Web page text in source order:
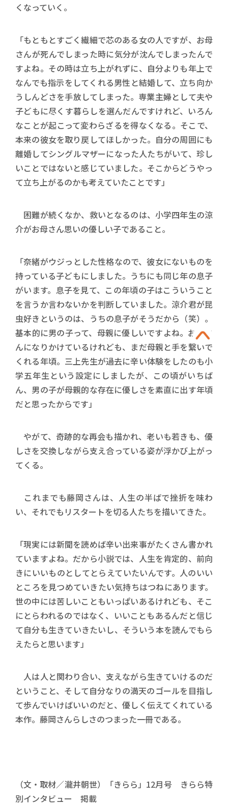
くなっていく。
「もともとすごく繊細で芯のある女の人ですが、お母
さんが死んでしまった時に気分が沈んでしまったんで
すよね。その時は立ち上がれずに、自分よりも年上で
なんでも指示をしてくれる男性と結婚して、立ち向か
うしんどさを手放してしまった。専業主婦として夫や
子どもに尽くす暮らしを選んだんですけれど、いろん
なことが起こって変わらざるを得なくなる。そこで、
本来の彼女を取り戻してほしかった。自分の周囲にも
離婚してシングルマザーになった人たちがいて、珍し
いことではないと感じていました。そこからどうやっ
て立ち上がるのかも考えていたことです」
困難が続くなか、救いとなるのは、小学四年生の涼
介がお母さん思いの優しい子であること。
「奈緒がウジっとした性格なので、彼女にないものを
持っている子どもにしました。うちにも同じ年の息子
がいます。息子を見て、この年頃の子はこういうこと
を言うか言わないかを判断していました。涼介君が昆
虫好きというのは、うちの息子がそうだから（笑）。
基本的に男の子って、母親に優しいですよね。お兄さ
んになりかけているけれども、まだ母親と手を繋いで
くれる年頃。三上先生が過去に辛い体験をしたのも小
学五年生という設定にしましたが、この頃がいちば
ん、男の子が母親的な存在に優しさを素直に出す年頃
だと思ったからです」
やがて、奇跡的な再会も描かれ、老いも若きも、優
しさを交換しながら支え合っている姿が浮かび上がっ
てくる。
これまでも藤岡さんは、人生の半ばで挫折を味わ
い、それでもリスタートを切る人たちを描いてきた。
「現実には新聞を読めば辛い出来事がたくさん書かれ
ていますよね。だから小説では、人生を肯定的、前向
きにいいものとしてとらえていたいんです。人のいい
ところを見つめていきたい気持ちはつねにあります。
世の中には苦しいこともいっぱいあるけれども、そこ
にとらわれるのではなく、いいこともあるんだと信じ
て自分も生きていきたいし、そういう本を読んでもら
えたらと思います」
人は人と関わり合い、支えながら生きていけるのだ
ということ、そして自分なりの満天のゴールを目指し
て歩んでいけばいいのだと、優しく伝えてくれている
本作。藤岡さんらしさのつまった一冊である。
（文・取材／瀧井朝世）「きらら」 12月号 きらら特
別インタビュー 掲載